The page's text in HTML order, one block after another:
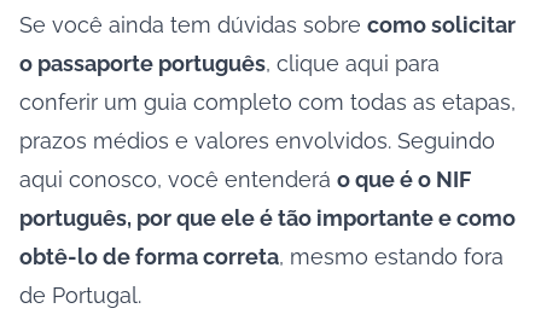
Se você ainda tem dúvidas sobre como solicitar
o passaporte português, clique aqui para
conferir um guia completo com todas as etapas,
prazos médios e valores envolvidos. Seguindo
aqui conosco, você entenderá o que é o NIF
português, por que ele é tão importante e como
obtê-lo de forma correta, mesmo estando fora
de Portugal.